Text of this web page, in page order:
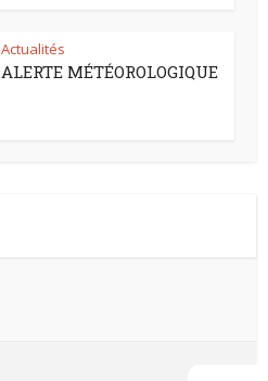
Actualités
ALERTE MÉTÉOROLOGIQUE